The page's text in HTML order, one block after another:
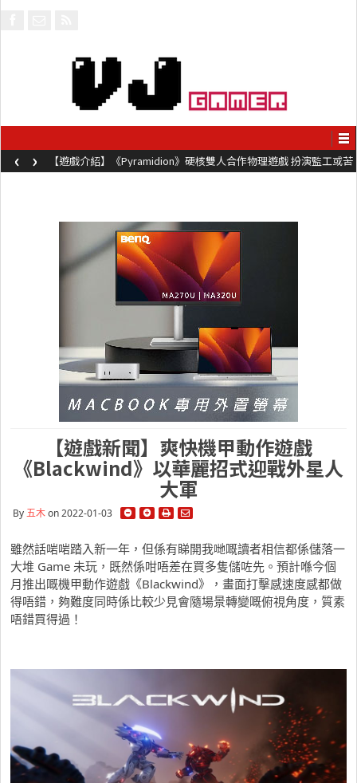
【遊戲介紹】《Pyramidion》硬核雙人合作物理遊戲 扮演監工或苦
工奮力鞭打對方前進
‹ ›
【遊戲新聞】爽快機甲動作遊戲
《Blackwind》以華麗招式迎戰外星人
大軍
By五木on 2022-01-03
雖然話啱啱踏入新一年，但係有睇開我哋嘅讀者相信都係儲落一
大堆 Game 未玩，既然係咁唔差在買多隻儲咗先。預計喺今個
月推出嘅機甲動作遊戲《Blackwind》，畫面打擊感速度感都做
得唔錯，夠難度同時係比較少見會隨場景轉變嘅俯視角度，質素
唔錯買得過！